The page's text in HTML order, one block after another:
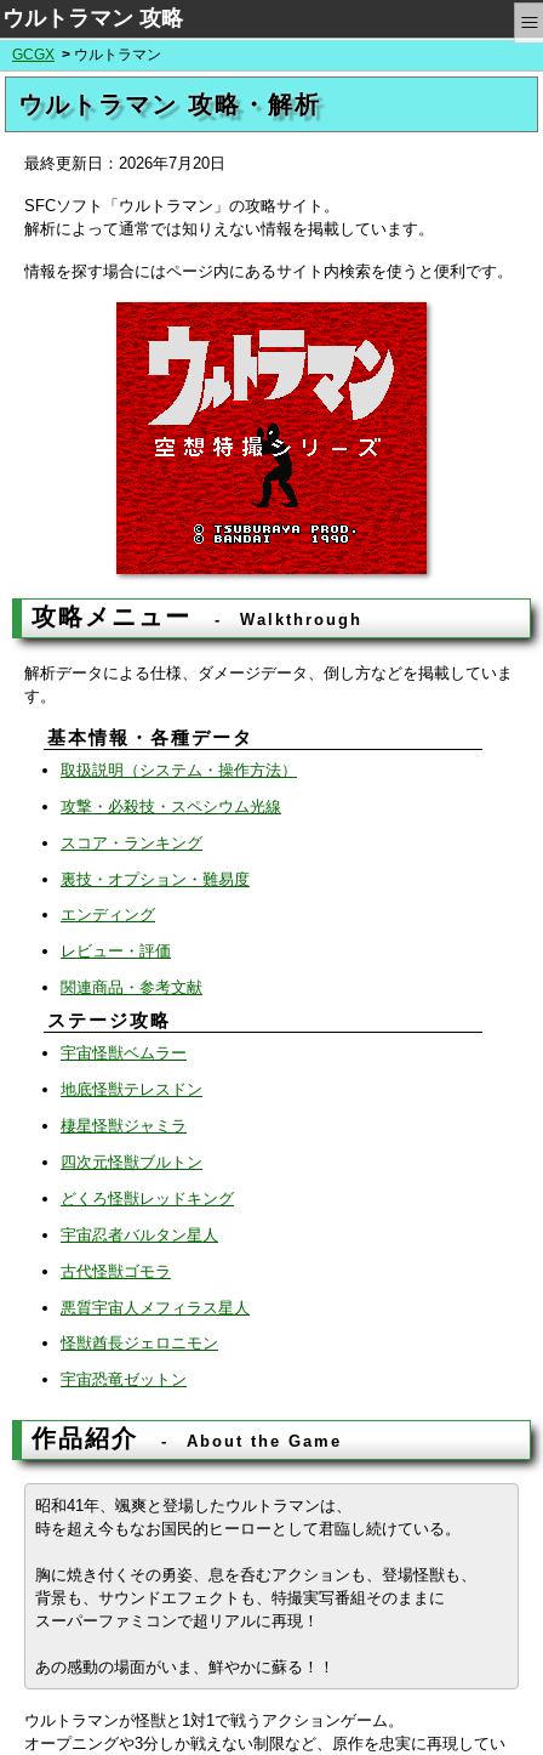
ウルトラマン 攻略 ≡
GCGX ウルトラマン
ウルトラマン 攻略・解析
最終更新日： 2026年7月20日
SFCソフト「ウルトラマン」の攻略サイト。
解析によって通常では知りえない情報を掲載しています。
情報を探す場合にはページ内にあるサイト内検索を使うと便利です。
攻略メニュー Walkthrough
解析データによる仕様、ダメージデータ、倒し方などを掲載していま
す。
基本情報・各種データ
取扱説明（システム・操作方法）
攻撃・必殺技・スペシウム光線
スコア・ランキング
裏技・オプション・難易度
エンディング
レビュー・評価
関連商品・参考文献
ステージ攻略
宇宙怪獣ベムラー
地底怪獣テレスドン
棲星怪獣ジャミラ
四次元怪獣ブルトン
どくろ怪獣レッドキング
宇宙忍者バルタン星人
古代怪獣ゴモラ
悪質宇宙人メフィラス星人
怪獣酋長ジェロニモン
宇宙恐竜ゼットン
作品紹介 About the Game
昭和41年、颯爽と登場したウルトラマンは、
時を超え今もなお国民的ヒーローとして君臨し続けている。
胸に焼き付くその勇姿、息を呑むアクションも、登場怪獣も、
背景も、サウンドエフェクトも、特撮実写番組そのままに
スーパーファミコンで超リアルに再現！
あの感動の場面がいま、鮮やかに蘇る！！
ウルトラマンが怪獣と1対1で戦うアクションゲーム。
オープニングや3分しか戦えない制限など、原作を忠実に再現してい